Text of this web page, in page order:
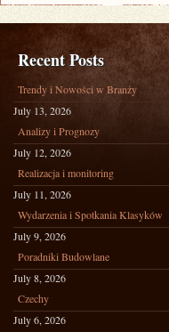
Recent Posts
Trendy i Nowości w Branży
July 13, 2026
Analizy i Prognozy
July 12, 2026
Realizacja i monitoring
July 11, 2026
Wydarzenia i Spotkania Klasyków
July 9, 2026
Poradniki Budowlane
July 8, 2026
Czechy
July 6, 2026